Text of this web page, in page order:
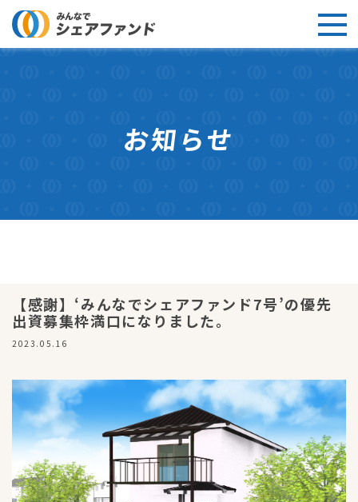
お知らせ
【感謝】‘みんなでシェアファンド7号’の優先
出資募集枠満口になりました。
2023.05.16